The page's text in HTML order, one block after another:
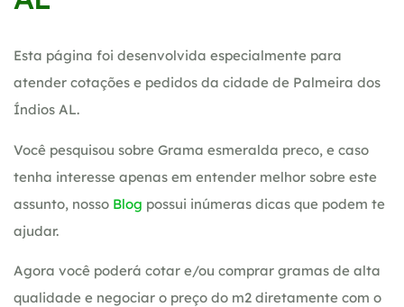
Esta página foi desenvolvida especialmente para
atender cotações e pedidos da cidade de Palmeira dos
Índios AL.
Você pesquisou sobre Grama esmeralda preco, e caso
tenha interesse apenas em entender melhor sobre este
assunto, nosso Blog possui inúmeras dicas que podem te
ajudar.
Agora você poderá cotar e/ou comprar gramas de alta
qualidade e negociar o preço do m2 diretamente com o